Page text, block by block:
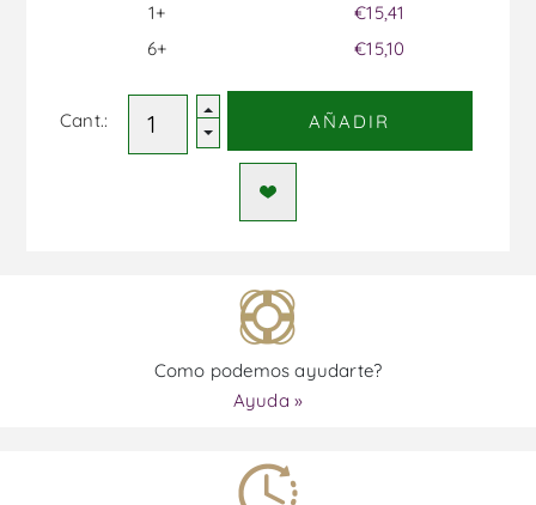
1+
6+
€15,41
€15,10
Cant.: AÑADIR
Como podemos ayudarte?
Ayuda »